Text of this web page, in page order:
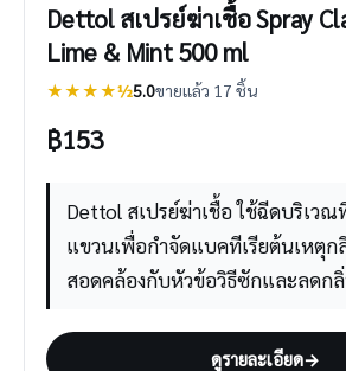
Dettol สเปรย์ฆ่าเชื้อ Spray
Lime & Mint 500 ml
★★★★½5.0ขายแล้ว 17 ชิ้น
฿153
Dettol สเปรย์ฆ่าเชื้อ ใช้ฉีดบริเวณ
แขวนเพื่อกำจัดแบคทีเรียต้นเหตุ
สอดคล้องกับหัวข้อวิธีซักและลดก
ดูรายละเอียด→